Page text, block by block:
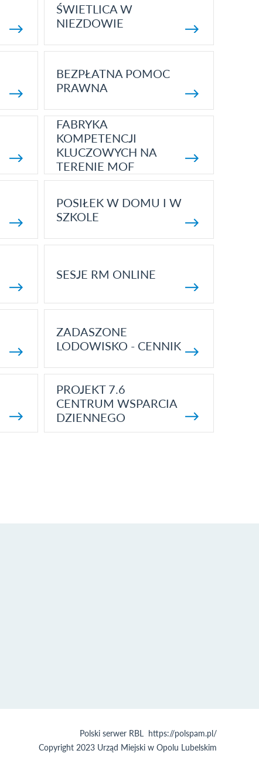
ŚWIETLICA W
NIEZDOWIE
BEZPŁATNA POMOC
PRAWNA
FABRYKA
KOMPETENCJI
KLUCZOWYCH NA
TERENIE MOF
POSIŁEK W DOMU I W
SZKOLE
SESJE RM ONLINE
ZADASZONE
LODOWISKO - CENNIK
PROJEKT 7.6
CENTRUM WSPARCIA
DZIENNEGO
Polski serwer RBL https://polspam.pl/
Copyright 2023 Urząd Miejski w Opolu Lubelskim